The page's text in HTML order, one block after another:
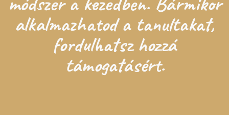
alkalmazhatod a tanultakat,
fordulhatsz hozzá
támogatásért.